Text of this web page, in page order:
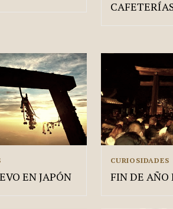
EN JAPÓN
CURIOSIDADES
FIN DE AÑO